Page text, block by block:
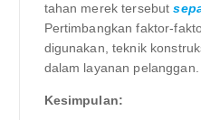
tahan merek tersebut
Pertimbangkan faktor-
digunakan, teknik
dalam layanan pelanggan.
Kesimpulan: